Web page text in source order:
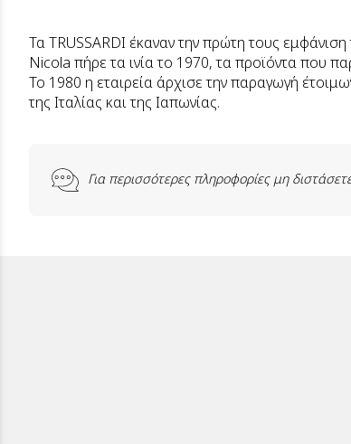
Τα TRUSSARDI έκαναν την πρώτη τους
Nicola πήρε τα ινία το 1970, τα προϊόντα που
Το 1980 η εταιρεία άρχισε την παραγωγή
της Ιταλίας και της Ιαπωνίας.
Για περισσότερες πληροφορίες μη